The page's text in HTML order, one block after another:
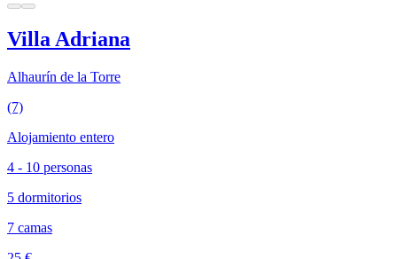
Villa Adriana
Alhaurín de la Torre
(7)
Alojamiento entero
4 - 10 personas
5 dormitorios
7 camas